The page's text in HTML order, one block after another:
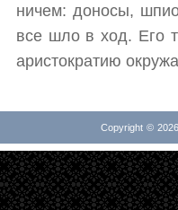
ничем: доносы,
все шло в ход. Его
аристократию
Copyright ©